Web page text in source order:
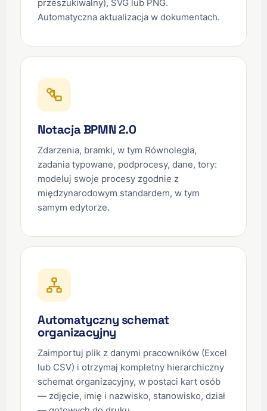
przeszukiwalny), SVG lub PNG.
Automatyczna aktualizacja w dokumentach.
Notacja BPMN 2.0
Zdarzenia, bramki, w tym Równoległa,
zadania typowane, podprocesy, dane, tory:
modeluj swoje procesy zgodnie z
międzynarodowym standardem, w tym
samym edytorze.
Automatyczny schemat
organizacyjny
Zaimportuj plik z danymi pracowników (Excel
lub CSV) i otrzymaj kompletny hierarchiczny
schemat organizacyjny, w postaci kart osób
— zdjęcie, imię i nazwisko, stanowisko, dział